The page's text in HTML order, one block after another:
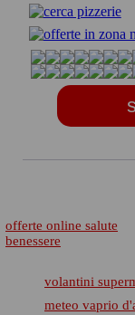
offerte online salute
benessere
volantini
meteo vaprio